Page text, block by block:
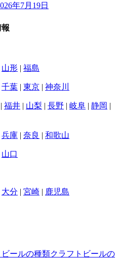
年7月19日
山形 | 福島
千葉 | 東京 | 神奈川
| 福井 | 山梨 | 長野 | 岐阜 | 静岡 |
兵庫 | 奈良 | 和歌山
山口
大分 | 宮崎 | 鹿児島
ビールの種類クラフトビールの